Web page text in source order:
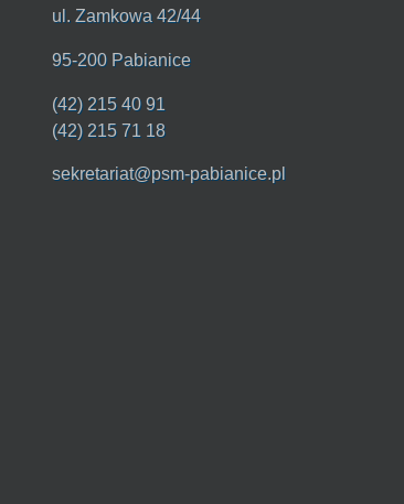
ul. Zamkowa 42/44
95-200 Pabianice
(42) 215 40 91
(42) 215 71 18
sekretariat@psm-pabianice.pl